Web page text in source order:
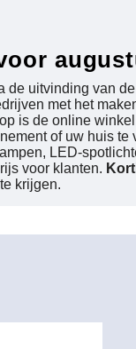
uitvinding van
met het
is de online
of uw huis
LED-
voor klanten.
krijgen.